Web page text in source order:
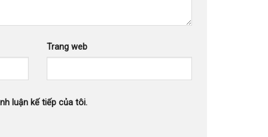
Trang web
luận kế tiếp của tôi.